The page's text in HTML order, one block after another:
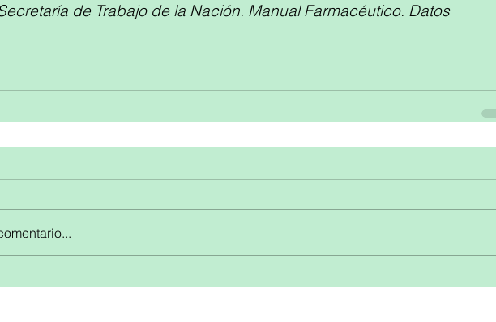
de Trabajo de la Nación. Manual Farmacéutico. Datos